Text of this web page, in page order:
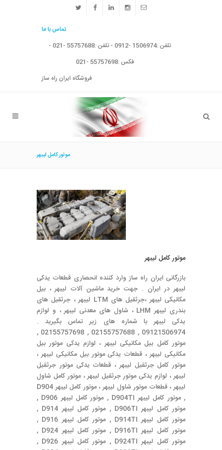
تماس با ما
تلفن :1506974 -0912 - تلفن :55757688 -021 -
فکس :55757698 -021
فروشگاه ایران راه ساز
موتور کامل لیبهر
موتور کامل لیبهر
بازرگانی ایران راه ساز وارد کننده انحصاری قطعات یدکی
لیبهر در ایران . جهت خرید ماشین آلات لیبهر ، بیل
مکانیکی لیبهر ،جرثقیل های LTM لیبهر ، جرثقیل های
بندری لیبهر LHM ، شاول های معدنی لیبهر ، و لوازم
یدکی لیبهر با شماره های زیر تماس بگیرید .
09121506974 , 02155757688 , 02155757698 ,
موتور کامل بیل مکانیکی لیبهر ، لوازم یدکی موتور بیل
مکانیکی لیبهر ، قطعات یدکی موتور بیل مکانیکی لیبهر ،
موتور کامل جرثقیل لیبهر ، قطعات یدکی موتور جرثقیل
لیبهر ، لوازم یدکی موتور جرثقیل لیبهر ، موتور کامل شاول
لیبهر ، قطعات موتور شاول لیبهر ، موتور کامل لیبهر D904
, موتور کامل لیبهر D904TI , موتور کامل لیبهر D906 ,
موتور کامل لیبهر D906TI , موتور کامل لیبهر D914 ,
موتور کامل لیبهر D914TI , موتور کامل لیبهر D916 ,
موتور کامل لیبهر D916TI , موتور کامل لیبهر D924 ,
موتور کامل لیبهر D924TI , موتور کامل لیبهر D926 ,